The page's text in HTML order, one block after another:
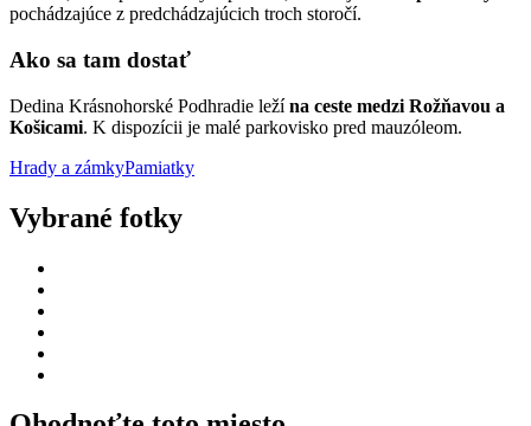
pochádzajúce z predchádzajúcich troch storočí.
Ako sa tam dostať
Dedina Krásnohorské Podhradie ležína ceste medzi Rožňavou a
Košicami. K dispozícii je malé parkovisko pred mauzóleom.
Hrady a zámkyPamiatky
Vybrané fotky